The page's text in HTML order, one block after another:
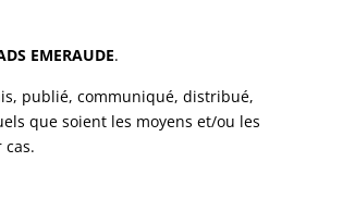
EMERAUDE.
publié, communiqué, distribué,
que soient les moyens et/ou les
cas.